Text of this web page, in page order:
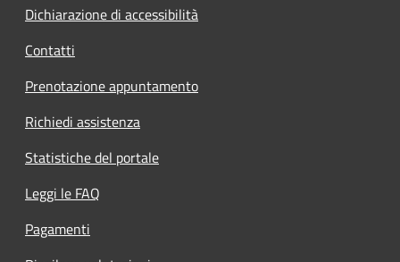
Dichiarazione di accessibilità
Contatti
Prenotazione appuntamento
Richiedi assistenza
Statistiche del portale
Leggi le FAQ
Pagamenti